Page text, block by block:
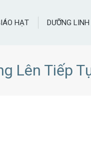
HẠT DƯỠNG LINH
Lên Tiếp